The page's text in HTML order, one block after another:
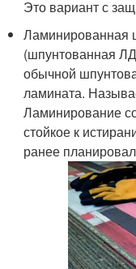
Это вариант с
Ламинированная
(шпунтованная
обычной
ламината.
Ламинирование
стойкое к
ранее